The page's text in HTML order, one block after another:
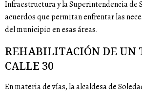
Infraestructura y la Superintendencia de
acuerdos que permitan enfrentar las
del municipio en esas áreas.
REHABILITACIÓN DE UN
CALLE 30
En materia de vías, la alcaldesa de